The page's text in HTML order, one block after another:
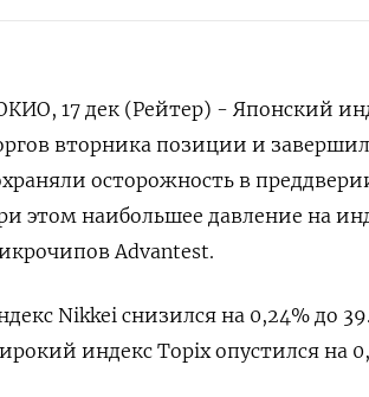
17 дек (Рейтер) - Японский
вторника позиции и
осторожность в
этом наибольшее давление на
Advantest.
Nikkei снизился на 0,24% до
индекс Topix опустился на